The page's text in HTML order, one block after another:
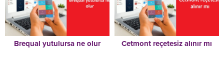
Brequal yutulursa ne olur Cetmont reçetesiz alınır mı